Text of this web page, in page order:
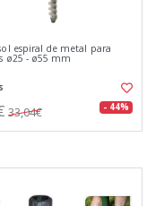
espiral de metal para
ø25 - ø55 mm
33,04€ - 44%